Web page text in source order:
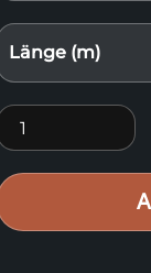
Länge (m)